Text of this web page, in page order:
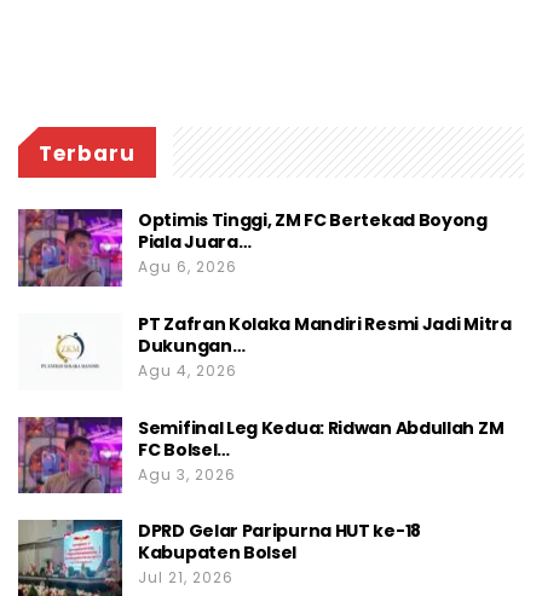
Terbaru
Optimis Tinggi, ZM FC Bertekad Boyong
Piala Juara…
Agu 6, 2026
PT Zafran Kolaka Mandiri Resmi Jadi Mitra
Dukungan…
Agu 4, 2026
Semifinal Leg Kedua: Ridwan Abdullah ZM
FC Bolsel…
Agu 3, 2026
DPRD Gelar Paripurna HUT ke-18
Kabupaten Bolsel
Jul 21, 2026